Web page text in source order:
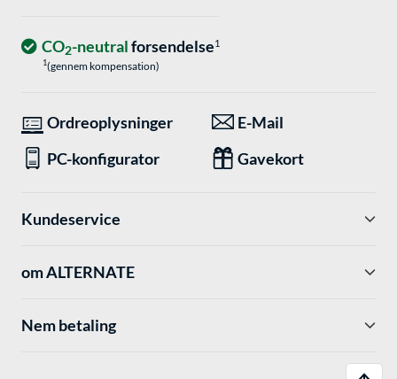
CO2-neutralforsendelse1
1(gennem kompensation)
Ordreoplysninger
E-Mail
PC-konfigurator
Gavekort
Kundeservice
om ALTERNATE
Nem betaling